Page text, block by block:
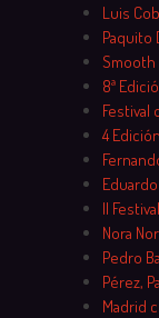
Luis
Paquito
Smooth
8ª
Festival
4
II
Nora
Pedro
Pérez,
Madrid